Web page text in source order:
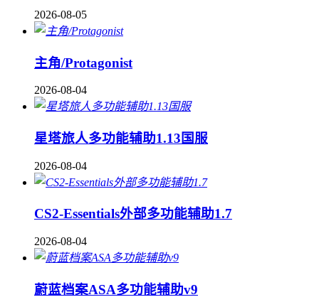
2026-08-05
主角/Protagonist
2026-08-04
星塔旅人多功能辅助1.13国服
2026-08-04
CS2-Essentials外部多功能辅助1.7
2026-08-04
蔚蓝档案ASA多功能辅助v9